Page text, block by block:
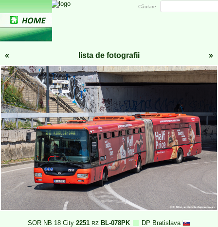
« lista de fotografii »
SOR NB 18 City 2251 RZ BL-078PK DP Bratislava
Căutare